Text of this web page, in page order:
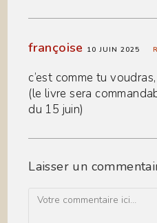
françoise 10 JUIN 2025
c’est comme tu
(le livre sera
du 15 juin)
Laisser un
Comment